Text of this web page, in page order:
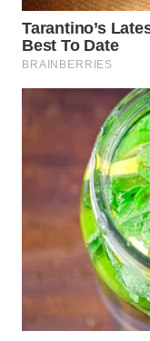
LABUANBAJO
WN
Wahana
WAHANA
NEWS
WAHANA